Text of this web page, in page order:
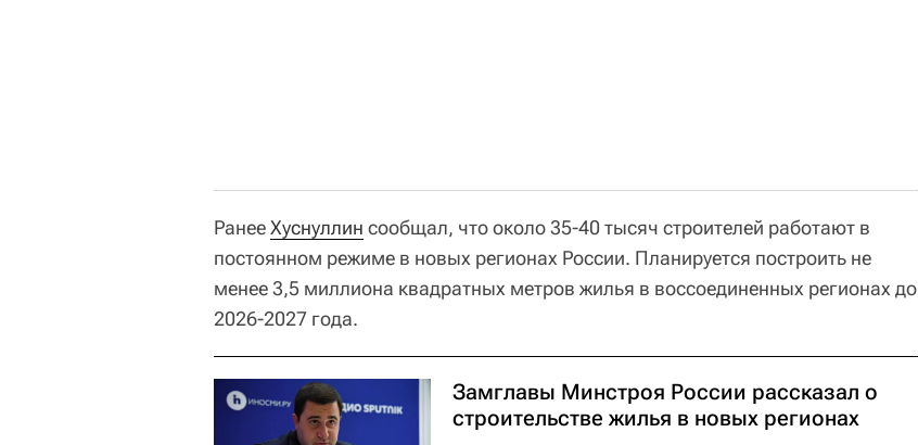
РанееХуснуллин сообщал, что около 35-40 тысяч строителей работают в
постоянном режиме в новых регионах России. Планируется построить не
менее 3,5 миллиона квадратных метров жилья в воссоединенных регионах до
2026-2027 года.
Замглавы Минстроя России рассказал о
строительстве жилья в новых регионах